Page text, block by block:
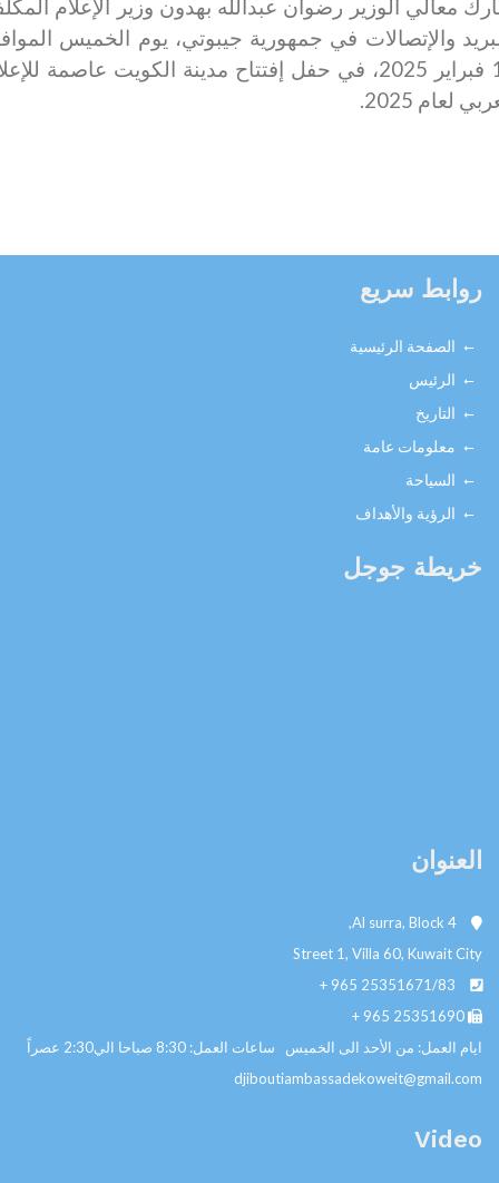
معالي الوزير رضوان عبدالله بهدون وزير الإعلام المكلف
والإتصالات في جمهورية جيبوتي، يوم الخميس الموافق
13 فبراير 2025، في حفل إفتتاح مدينة الكويت عاصمة للإعلام
لعام 2025
.
روابط سريع
الصفحة الرئيسية
الرئيس
التاريخ
معلومات عامة
السياحة
الرؤية والأهداف
خريطة جوجل
العنوان
Al surra, Block 4,
Street 1, Villa 60, Kuwait City
+ 96525351671/83
+ 96525351690
ايام العمل: من الأحد الى الخميس ساعات العمل: 8:30 صباحا الي2:30 عصراً
djiboutiambassadekoweit@gmail.com
Video